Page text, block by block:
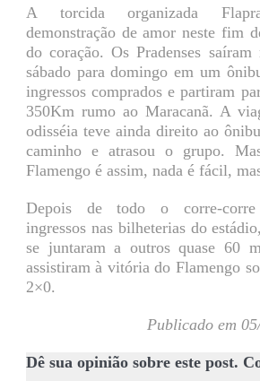
A torcida organizada
demonstração de amor neste fim
do coração. Os Pradenses saíram
sábado para domingo em um
ingressos comprados e partiram
350Km rumo ao Maracanã. A
odisséia teve ainda direito ao
caminho e atrasou o grupo.
Flamengo é assim, nada é fácil,
Depois de todo o corre-corre
ingressos nas bilheterias do
se juntaram a outros quase 60
assistiram à vitória do Flamengo
2×0.
Publicado em
Dê sua opinião sobre este post.